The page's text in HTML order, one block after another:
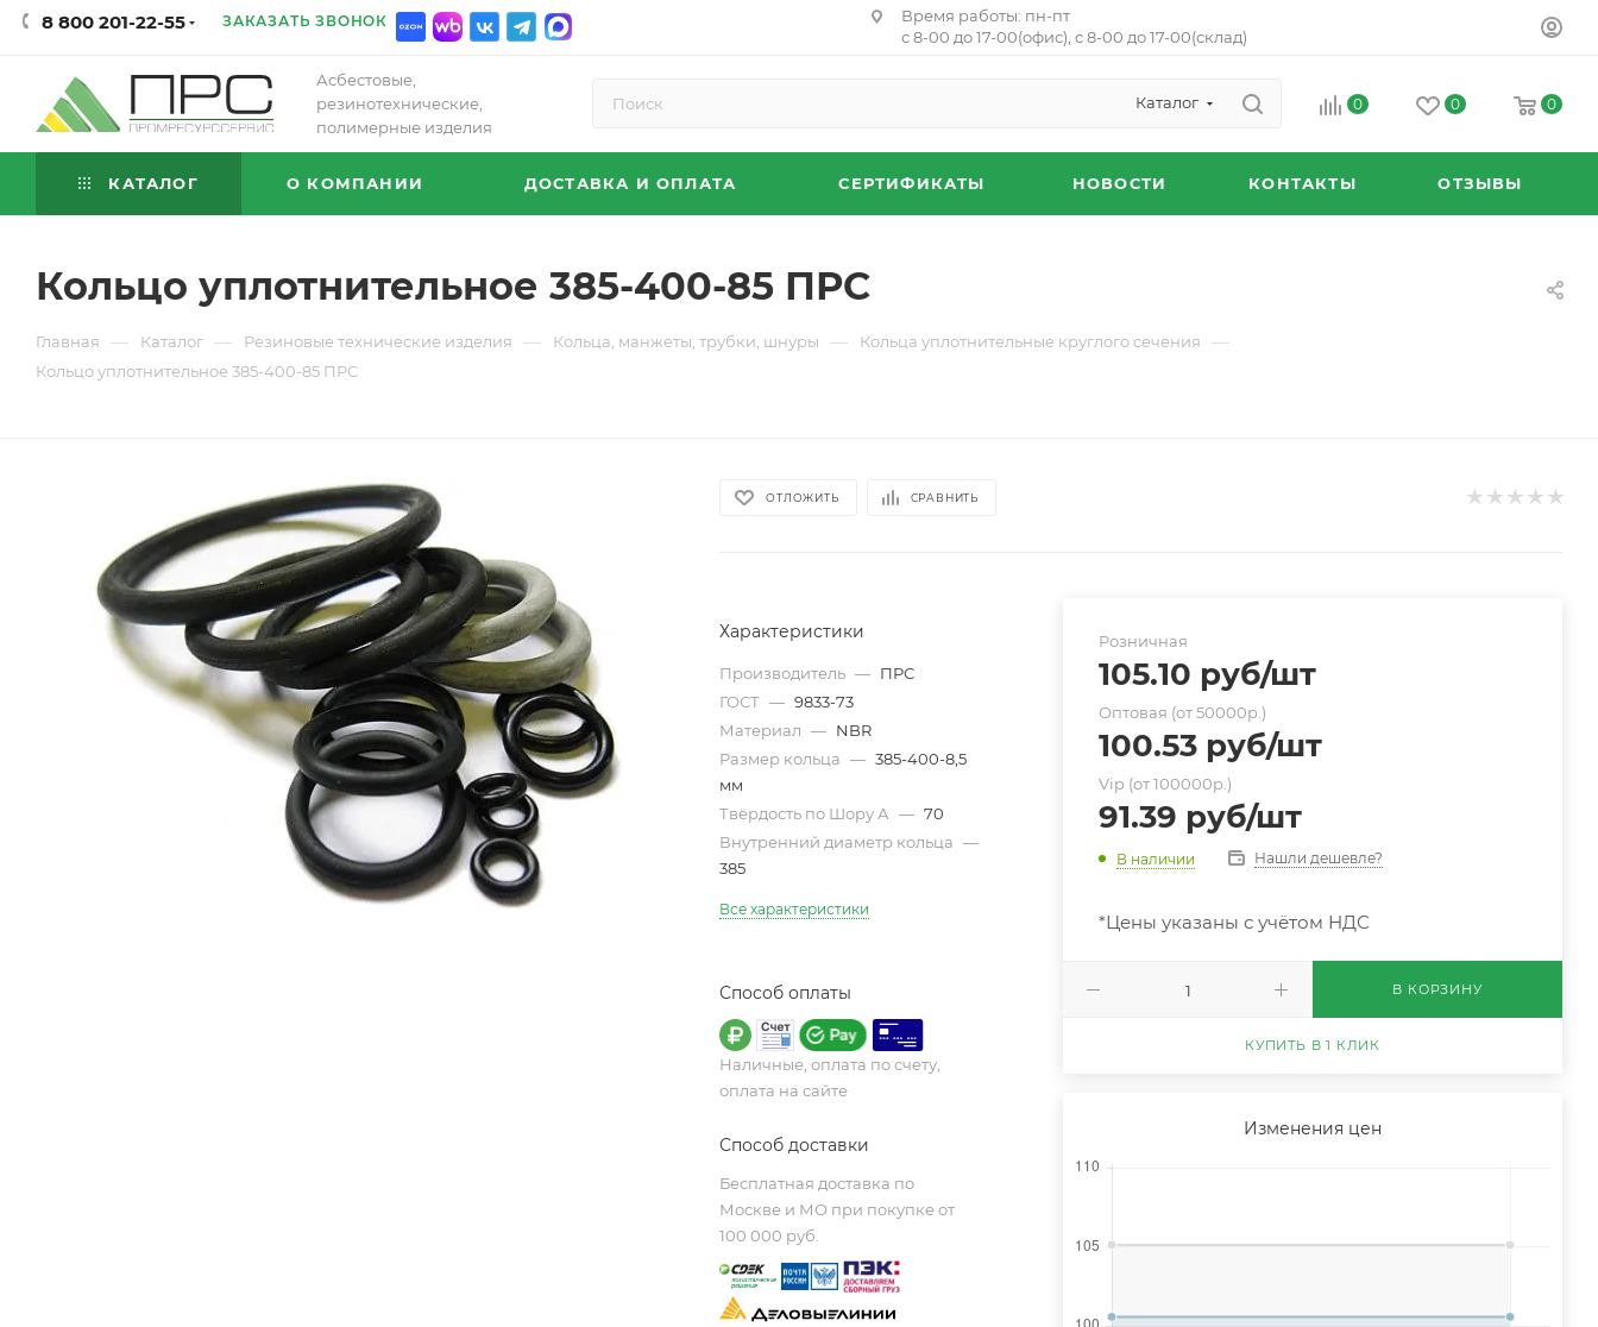
8 800 201-22-55 ЗАКАЗАТЬ ЗВОНОК
Время работы: пн-пт
с 8-00 до 17-00(офис), с 8-00 до 17-00(склад)
Асбестовые,
резинотехнические,
полимерные изделия
Каталог 0 0 0
КАТАЛОГ О КОМПАНИИ ДОСТАВКА И ОПЛАТА СЕРТИФИКАТЫ НОВОСТИ КОНТАКТЫ ОТЗЫВЫ
Кольцо уплотнительное 385-400-85 ПРС
Главная — Каталог — Резиновые технические изделия — Кольца, манжеты, трубки, шнуры — Кольца уплотнительные круглого сечения —
Кольцо уплотнительное 385-400-85 ПРС
ОТЛОЖИТЬ СРАВНИТЬ
Характеристики
Производитель — ПРС
ГОСТ — 9833-73
Материал — NBR
Размер кольца — 385-400-8,5
мм
Твёрдость по Шору А — 70
Внутренний диаметр кольца —
385
Все характеристики
Способ оплаты
Наличные, оплата по счету,
оплата на сайте
Способ доставки
Бесплатная доставка по
Москве и МО при покупке от
100 000 руб.
Розничная
105.10 руб/шт
Оптовая (от 50000р.)
100.53 руб/шт
Vip (от 100000р.)
91.39 руб/шт
В наличии Нашли дешевле?
*Цены указаны с учётом НДС
В КОРЗИНУ
КУПИТЬ В 1 КЛИК
Изменения цен